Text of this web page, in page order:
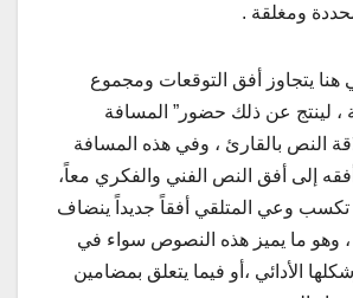
ومغلقة .
هنا يتجاوز أفق التوقعات ومجموع
، لينتج عن ذلك حضور” المسافة
النص بالقارئ ، وفي هذه المسافة
إلى أفق النص الفني والفكري معاً،
وعي المتلقي أفقاً جديداً ينضاف
، وهو ما يميز هذه النصوص سواء في
الأدائي ،أو فيما يتعلق بمضامين